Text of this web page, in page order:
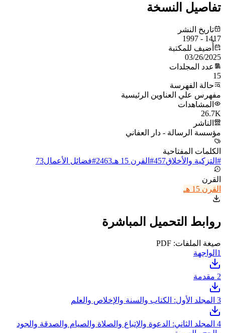
تفاصيل النسخة
تاريخ النشر
1417 - 1997
أُضيف للمكتبة
03/26/2025
عدد المجلدات
15
حالة الفهرسة
مفهرس علي العناوين الرئيسية
المشاهدات
26.7K
الناشر
مؤسسة الرسالة - دار العفاني
الكلمات المفتاحية
# التزكية والأخلاق457
# القرن 15 هـ 2463
#فضائل الأعمال73
القرن
القرن 15 هـ
روابط التحميل المباشرة
صيغة الملفات: PDF
1 الواجهة
2 مقدمة
3 المجلد الأول: الكتاب والسنة والإخلاص والعلم
4 المجلد الثاني: الدعوة والإتباع والصلاة والصيام والصدقة والجود